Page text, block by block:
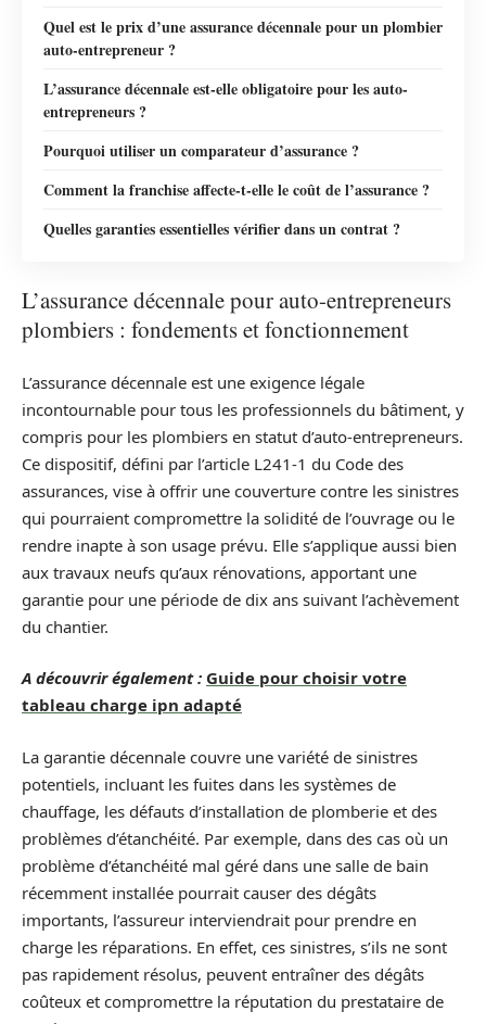
Quel est le prix d’une assurance décennale pour un plombier
auto-entrepreneur ?
L’assurance décennale est-elle obligatoire pour les auto-
entrepreneurs ?
Pourquoi utiliser un comparateur d’assurance ?
Comment la franchise affecte-t-elle le coût de l’assurance ?
Quelles garanties essentielles vérifier dans un contrat ?
L’assurance décennale pour auto-entrepreneurs
plombiers : fondements et fonctionnement
L’assurance décennale est une exigence légale
incontournable pour tous les professionnels du bâtiment, y
compris pour les plombiers en statut d’auto-entrepreneurs.
Ce dispositif, défini par l’article L241-1 du Code des
assurances, vise à offrir une couverture contre les sinistres
qui pourraient compromettre la solidité de l’ouvrage ou le
rendre inapte à son usage prévu. Elle s’applique aussi bien
aux travaux neufs qu’aux rénovations, apportant une
garantie pour une période de dix ans suivant l’achèvement
du chantier.
A découvrir également : Guide pour choisir votre
tableau charge ipn adapté
La garantie décennale couvre une variété de sinistres
potentiels, incluant les fuites dans les systèmes de
chauffage, les défauts d’installation de plomberie et des
problèmes d’étanchéité. Par exemple, dans des cas où un
problème d’étanchéité mal géré dans une salle de bain
récemment installée pourrait causer des dégâts
importants, l’assureur interviendrait pour prendre en
charge les réparations. En effet, ces sinistres, s’ils ne sont
pas rapidement résolus, peuvent entraîner des dégâts
coûteux et compromettre la réputation du prestataire de